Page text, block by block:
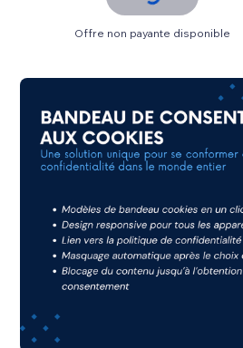
Offre non payante disponible